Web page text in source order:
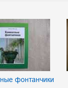
фонтанчики